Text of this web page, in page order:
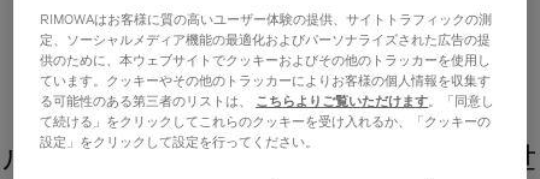
ルイス・ハミルトン - 旅で未知なる世
RIMOWAはお客様に質の高いユーザー体験の提供、サイトトラフィックの測
定、ソーシャルメディア機能の最適化およびパーソナライズされた広告の提
供のために、本ウェブサイトでクッキーおよびその他のトラッカーを使用し
ています。クッキーやその他のトラッカーによりお客様の個人情報を収集す
る可能性のある第三者のリストは、 こちらよりご覧いただけます。「同意し
て続ける」をクリックしてこれらのクッキーを受け入れるか、「クッキーの
設定」をクリックして設定を行ってください。